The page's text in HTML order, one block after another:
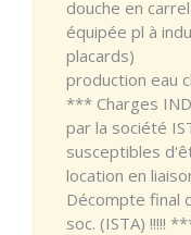
douche en
équipée pl à
placards)
production eau
*** Charges
par la société
susceptibles
location en
Décompte final
soc. (ISTA) !!!!!